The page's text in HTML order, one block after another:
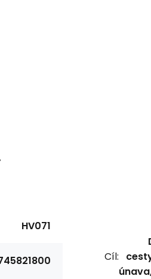
HV071
Cíl: